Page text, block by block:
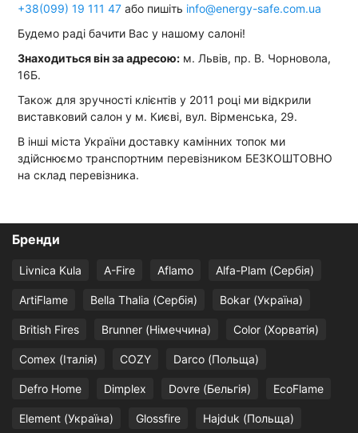
+38(099) 19 111 47 або пишіть info@energy-safe.com.ua
Будемо раді бачити Вас у нашому салоні!
Знаходиться він за адресою: м. Львів, пр. В. Чорновола,
16Б.
Також для зручності клієнтів у 2011 році ми відкрили
виставковий салон у м. Києві, вул. Вірменська, 29.
В інші міста України доставку камінних топок ми
здійснюємо транспортним перевізником БЕЗКОШТОВНО
на склад перевізника.
Бренди
Livnica Kula A-Fire Aflamo Alfa-Plam (Сербія)
ArtiFlame Bella Thalia (Сербія) Bokar (Україна)
British Fires Brunner (Німеччина) Color (Хорватія)
Comex (Італія) COZY Darco (Польща)
Defro Home Dimplex Dovre (Бельгія) EcoFlame
Element (Україна) Glossfire Hajduk (Польща)